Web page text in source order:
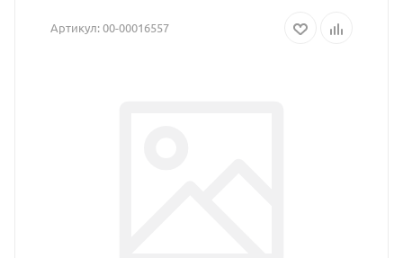
2RS)
Артикул:00-00016557